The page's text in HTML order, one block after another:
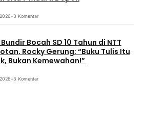
•3 Komentar
Bocah SD 10 Tahun di NTT
Rocky Gerung: “Buku Tulis Itu
Bukan Kemewahan!”
•3 Komentar